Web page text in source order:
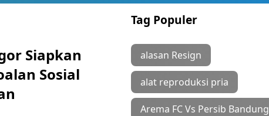
Siapkan
Sosial
Tag Populer
alasan Resign
alat reproduksi pria
Arema FC Vs Persib Bandung